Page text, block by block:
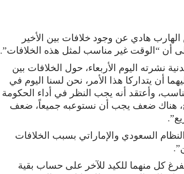
هادي عن وجود خلافات بين الأخير
أن “الوقت غير مناسب لمثل هذه الخلافات”.
نشرته اليوم الأربعاء، حول الخلافات بين
أن يتداركا هذا الأمر، نحن لسنا اليوم في
وأعتقد أنه يجب النظر في أداء الحكومة
ضعف يجب أن نستوعبه جميعاً، ضعف
السعودي والإماراتي بسبب الخلافات
كل منهما للكيد للآخر على حساب بقية